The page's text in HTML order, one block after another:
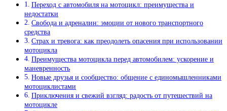
Переход с автомобиля на мотоцикл: преимущества и
недостатки
Свобода и адреналин: эмоции от нового транспортного
средства
Страх и тревога: как преодолеть опасения при использовании
мотоцикла
Преимущества мотоцикла перед автомобилем: ускорение и
маневренность
Новые друзья и сообщество: общение с единомышленниками
мотоциклистами
Приключения и свежий взгляд: радость от путешествий на
мотоцикле